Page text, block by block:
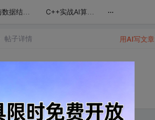
算法与数据结构精讲：回溯、动态规划、排序与搜索全攻略 C++实战AI算法：从基础到自动微分与矩阵封装 ...
帖子详情 用AI写文章